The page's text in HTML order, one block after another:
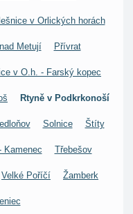
v Orlických horách
Metují Přívrat
v O.h. - Farský kopec
Rtyně v Podkrkonoší
Solnice Štíty
Kamenec Třebešov
Velké Poříčí Žamberk